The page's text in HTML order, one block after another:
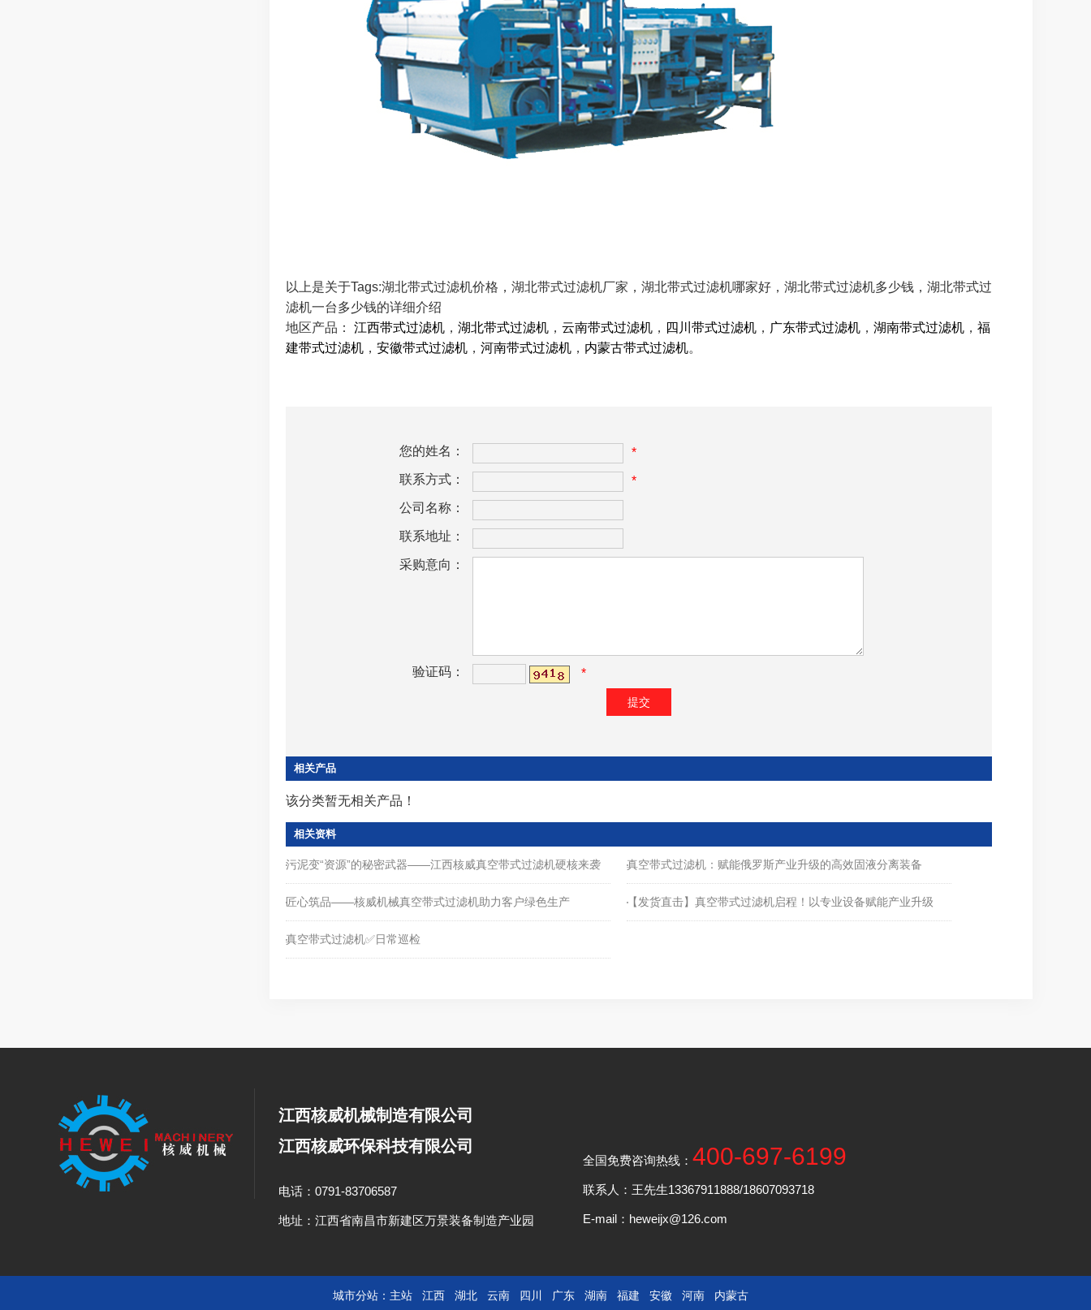
以上是关于Tags:湖北带式过滤机价格，湖北带式过滤机厂家，湖北带式过滤机哪家好，湖北带式过滤机多少钱，湖北带式过
滤机一台多少钱的详细介绍
地区产品： 江西带式过滤机 ， 湖北带式过滤机 ， 云南带式过滤机 ， 四川带式过滤机 ， 广东带式过滤机 ， 湖南带式过滤机 ， 福
建带式过滤机 ， 安徽带式过滤机 ， 河南带式过滤机 ， 内蒙古带式过滤机。
您的姓名：
*
联系方式：
*
公司名称：
联系地址：
采购意向：
验证码： *
相关产品
该分类暂无相关产品！
相关资料
污泥变“资源”的秘密武器——江西核威真空带式过滤机硬核来袭 真空带式过滤机：赋能俄罗斯产业升级的高效固液分离装备
匠心筑品——核威机械真空带式过滤机助力客户绿色生产 【发货直击】真空带式过滤机启程！以专业设备赋能产业升级
真空带式过滤机✅日常巡检
江西核威机械制造有限公司
江西核威环保科技有限公司
电话：0791-83706587
地址：江西省南昌市新建区万景装备制造产业园
全国免费咨询热线： 400-697-6199
联系人：王先生13367911888/18607093718
E-mail：heweijx@126.com
城市分站： 主站 江西 湖北 云南 四川 广东 湖南 福建 安徽 河南 内蒙古